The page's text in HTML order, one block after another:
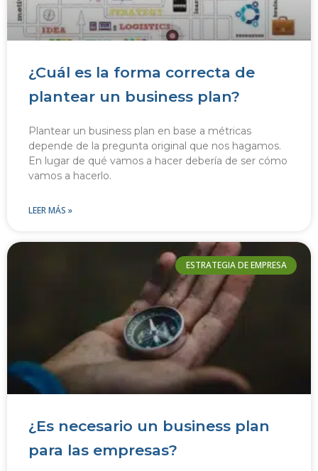
¿Cuál es la forma correcta de
plantear un business plan?
Plantear un business plan en base a métricas
depende de la pregunta original que nos hagamos.
En lugar de qué vamos a hacer debería de ser cómo
vamos a hacerlo.
LEER MÁS »
ESTRATEGIA DE EMPRESA
¿Es necesario un business plan
para las empresas?